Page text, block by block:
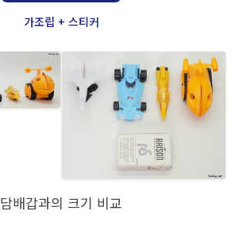
가조립 + 스티커
담배갑과의 크기 비교